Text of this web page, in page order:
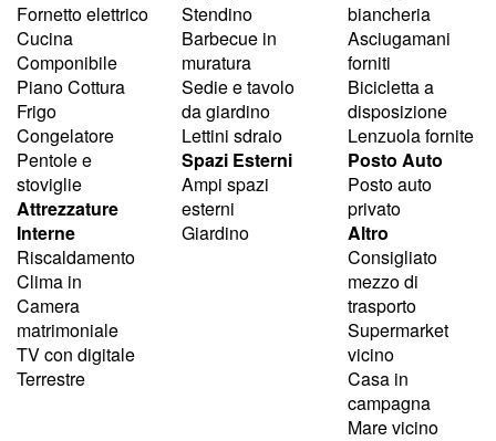
Fornetto elettrico
Cucina
Componibile
Piano Cottura
Frigo
Congelatore
Pentole e
stoviglie
Attrezzature
Interne
Riscaldamento
Clima in
Camera
matrimoniale
TV con digitale
Terrestre
Stendino
Barbecue in
muratura
Sedie e tavolo
da giardino
Lettini sdraio
Spazi Esterni
Ampi spazi
esterni
Giardino
biancheria
Asciugamani
forniti
Bicicletta a
disposizione
Lenzuola fornite
Posto Auto
Posto auto
privato
Altro
Consigliato
mezzo di
trasporto
Supermarket
vicino
Casa in
campagna
Mare vicino